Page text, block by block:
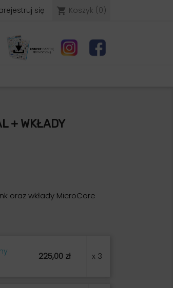
się shopping_cart Koszyk (0)
+ WKŁADY
oraz wkłady MicroCore
225,00 zł x 3